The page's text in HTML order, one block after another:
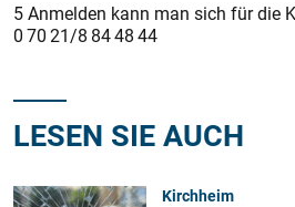
5 Anmelden kann man sich für die
0 70 21/8 84 48 44
LESEN SIE AUCH
Kirchheim